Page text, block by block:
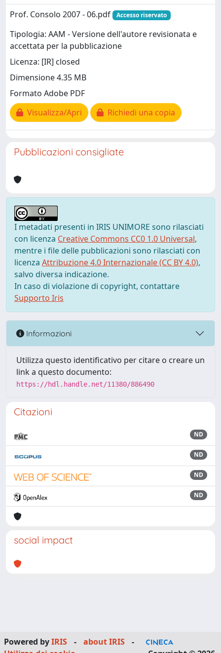
Prof. Consolo 2007 - 06.pdf
Accesso riservato
Tipologia: AAM - Versione dell'autore revisionata e
accettata per la pubblicazione
Licenza: [IR] closed
Dimensione 4.35 MB
Formato Adobe PDF
Visualizza/Apri
Richiedi una copia
Pubblicazioni consigliate
I metadati presenti in IRIS UNIMORE sono rilasciati
con licenza Creative Commons CC0 1.0 Universal,
mentre i file delle pubblicazioni sono rilasciati con
licenza Attribuzione 4.0 Internazionale (CC BY 4.0),
salvo diversa indicazione.
In caso di violazione di copyright, contattare
Supporto Iris
Informazioni
Utilizza questo identificativo per citare o creare un
link a questo documento:
https://hdl.handle.net/11380/886490
Citazioni
ND
ND
ND
ND
social impact
Powered byIRIS - about IRIS
-